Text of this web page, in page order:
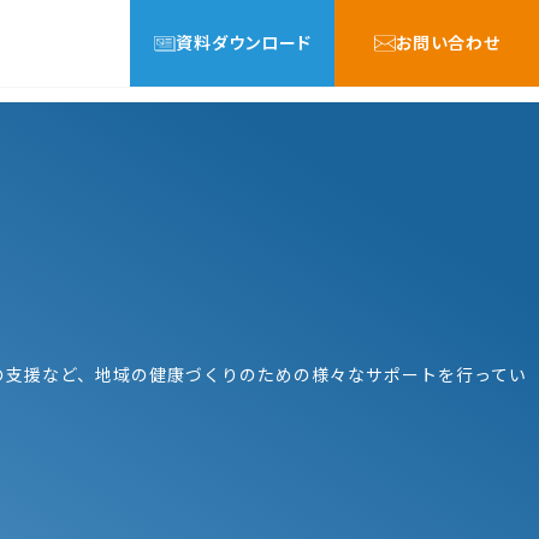
資料ダウンロード お問い合わせ
援など、地域の健康づくりのための様々なサポートを行ってい